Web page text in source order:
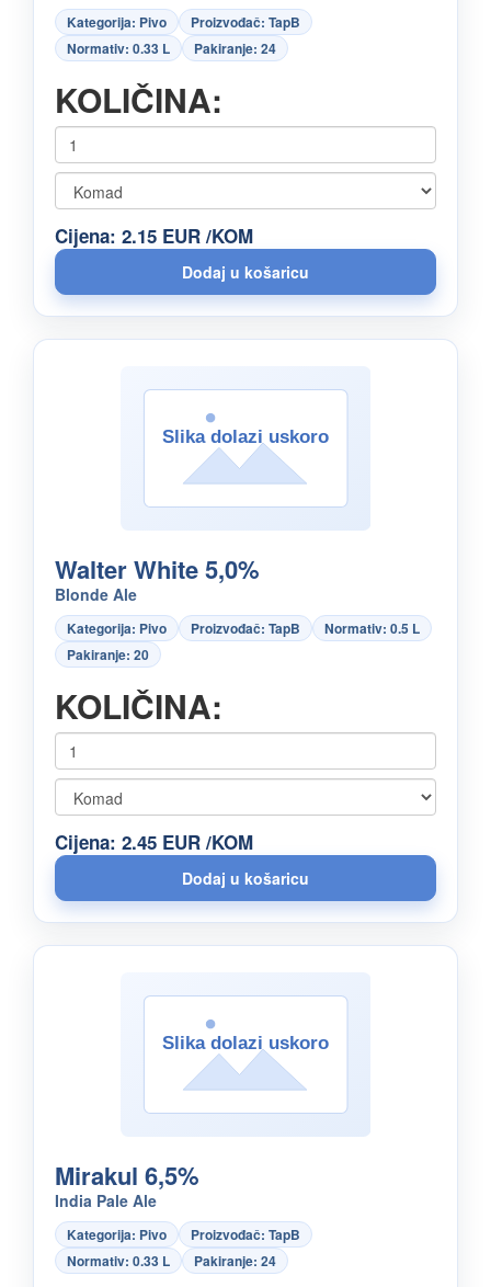
Kategorija: Pivo
Proizvođač: TapB
Normativ: 0.33 L
Pakiranje: 24
KOLIČINA:
Cijena: 2.15 EUR /KOM
Walter White 5,0%
Blonde Ale
Kategorija: Pivo Proizvođač: TapB
Normativ: 0.5 L
Pakiranje: 20
KOLIČINA:
Cijena: 2.45 EUR /KOM
Mirakul 6,5%
India Pale Ale
Kategorija: Pivo
Proizvođač: TapB
Normativ: 0.33 L
Pakiranje: 24